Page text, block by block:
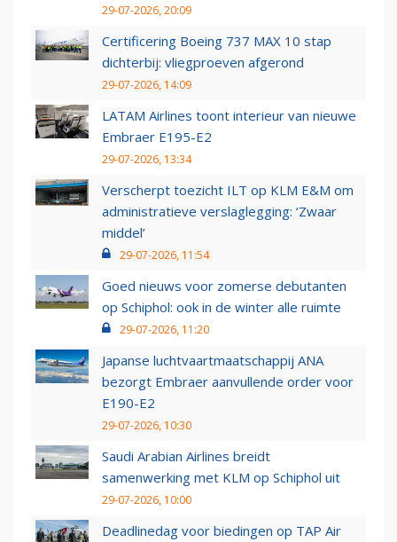
29-07-2026, 20:09
Certificering Boeing 737 MAX 10 stap
dichterbij: vliegproeven afgerond
29-07-2026, 14:09
LATAM Airlines toont interieur van nieuwe
Embraer E195-E2
29-07-2026, 13:34
Verscherpt toezicht ILT op KLM E&M om
administratieve verslaglegging: ‘Zwaar
middel’
29-07-2026, 11:54
Goed nieuws voor zomerse debutanten
op Schiphol: ook in de winter alle ruimte
29-07-2026, 11:20
Japanse luchtvaartmaatschappij ANA
bezorgt Embraer aanvullende order voor
E190-E2
29-07-2026, 10:30
Saudi Arabian Airlines breidt
samenwerking met KLM op Schiphol uit
29-07-2026, 10:00
Deadlinedag voor biedingen op TAP Air